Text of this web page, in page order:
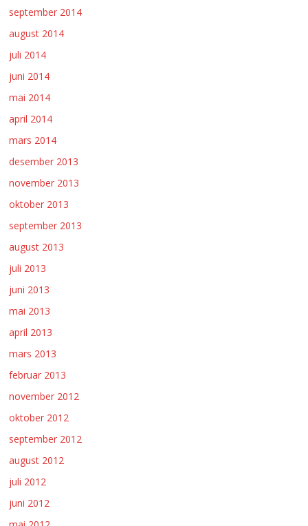
september 2014
august 2014
juli 2014
juni 2014
mai 2014
april 2014
mars 2014
desember 2013
november 2013
oktober 2013
september 2013
august 2013
juli 2013
juni 2013
mai 2013
april 2013
mars 2013
februar 2013
november 2012
oktober 2012
september 2012
august 2012
juli 2012
juni 2012